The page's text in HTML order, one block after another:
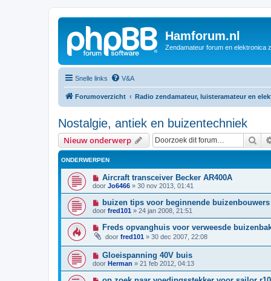
Hamforum.nl
Zendamateur forum en elektronica
Snelle links V&A
Forumoverzicht Radio zendamateur, luisteramateur en
Nostalgie, antiek en buizentechniek
Nieuw onderwerp
ONDERWERPEN
Aircraft transceiver Becker AR400A
door Jo6466 » 30 nov 2013, 01:41
buizen tips voor beginnende buizenbouwers
door fred101 » 24 jan 2008, 21:51
Freds opvanghuis voor verweesde
door fred101 » 30 dec 2007, 22:08
Gloeispanning 40V buis
door Herman » 21 feb 2012, 04:13